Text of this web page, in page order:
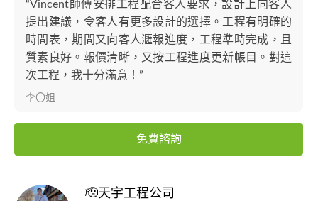
“Vincent師傅安排工程配合客人要求，設計上向客人
提出建議，令客人有更多設計的選擇。工程有明確的
時間表，期間又向客人𣿬報進度，工程準時完成，且
質素良好。報價清晰，又按工程進度更新帳目。對這
次工程，我十分滿意！”
李〇姐
免費諮詢
🫡天宇工程公司